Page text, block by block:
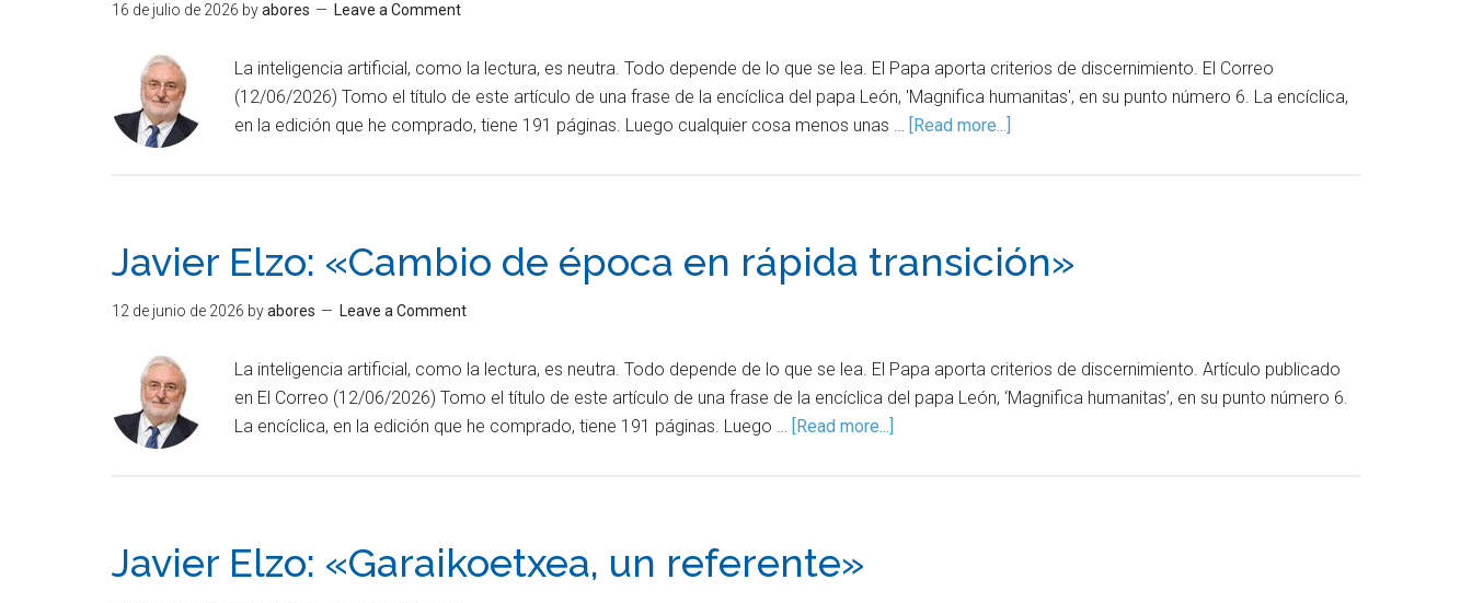
16 de julio de 2026 byabores Leave a Comment
La inteligencia artificial, como la lectura, es neutra. Todo depende de lo que se lea. El Papa aporta criterios de discernimiento. El Correo
(12/06/2026) Tomo el título de este artículo de una frase de la encíclica del papa León, 'Magnifica humanitas', en su punto número 6. La encíclica,
en la edición que he comprado, tiene 191 páginas. Luego cualquier cosa menos unas … [Read more...]
Javier Elzo: «Cambio de época en rápida transición»
12 de junio de 2026 byabores Leave a Comment
La inteligencia artificial, como la lectura, es neutra. Todo depende de lo que se lea. El Papa aporta criterios de discernimiento. Artículo publicado
en El Correo (12/06/2026) Tomo el título de este artículo de una frase de la encíclica del papa León, ‘Magnifica humanitas’, en su punto número 6.
La encíclica, en la edición que he comprado, tiene 191 páginas. Luego … [Read more...]
Javier Elzo: «Garaikoetxea, un referente»